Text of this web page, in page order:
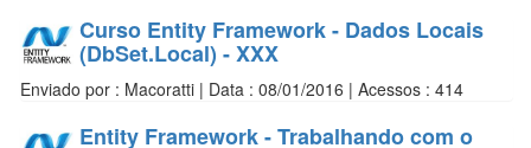
Curso Entity Framework - Dados Locais
(DbSet.Local) - XXX
Enviado por : Macoratti | Data : 08/01/2016 | Acessos : 414
Entity Framework - Trabalhando com o